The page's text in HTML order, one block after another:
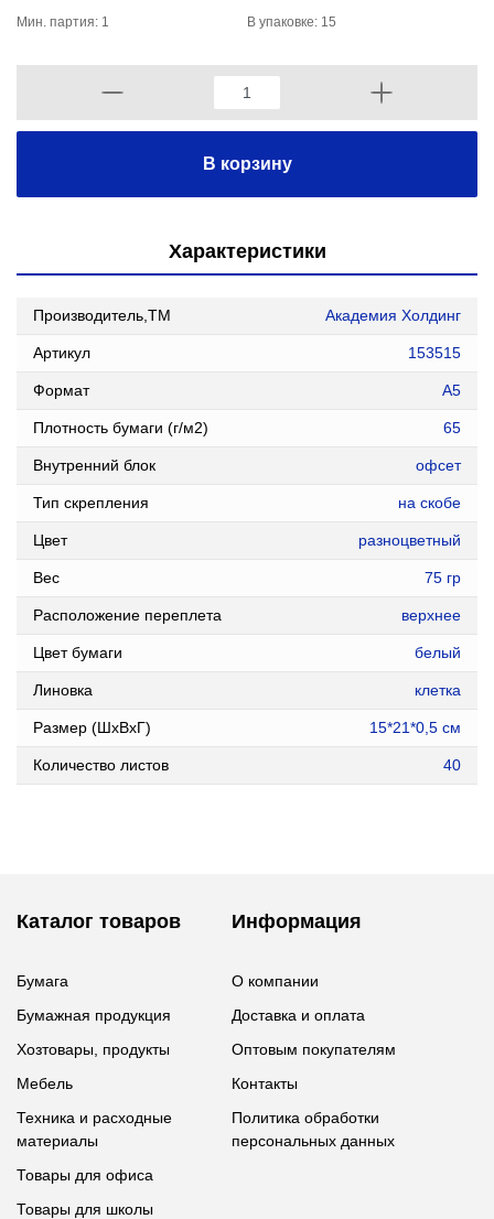
Мин. партия: 1 В упаковке: 15
В корзину
Характеристики
Производитель,ТМ Академия Холдинг
Артикул 153515
Формат А5
Плотность бумаги (г/м2) 65
Внутренний блок офсет
Тип скрепления на скобе
Цвет разноцветный
Вес 75 гр
Расположение переплета верхнее
Цвет бумаги белый
Линовка клетка
Размер (ШxВxГ) 15*21*0,5 см
Количество листов 40
Каталог товаров
Бумага
Бумажная продукция
Хозтовары, продукты
Мебель
Техника и расходные
материалы
Товары для офиса
Товары для школы
Информация
О компании
Доставка и оплата
Оптовым покупателям
Контакты
Политика обработки
персональных данных